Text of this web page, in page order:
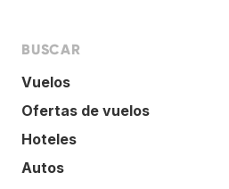
BUSCAR
Vuelos
Ofertas de vuelos
Hoteles
Autos